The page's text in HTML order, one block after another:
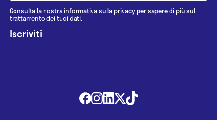
Consulta la nostrainformativa sulla privacy per sapere di più sul
trattamento dei tuoi dati.